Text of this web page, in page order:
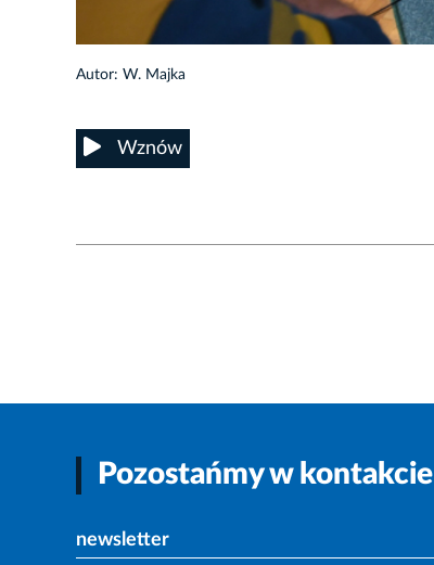
Autor: W. Majka
Wznów
Pozostańmy w kontakcie
newsletter